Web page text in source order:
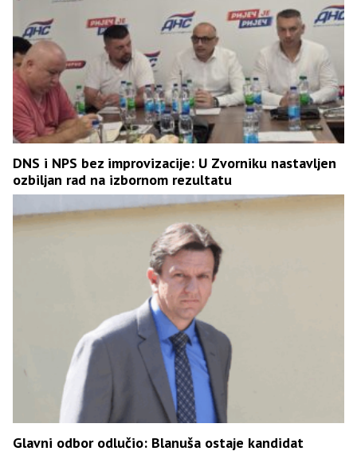
DNS i NPS bez improvizacije: U Zvorniku nastavljen
ozbiljan rad na izbornom rezultatu
Glavni odbor odlučio: Blanuša ostaje kandidat